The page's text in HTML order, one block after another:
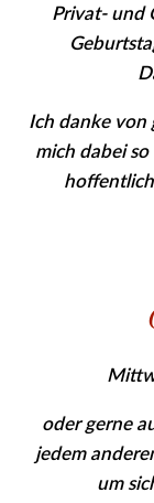
Privat- und
Ich danke von
mich dabei
oder gerne
jedem
um